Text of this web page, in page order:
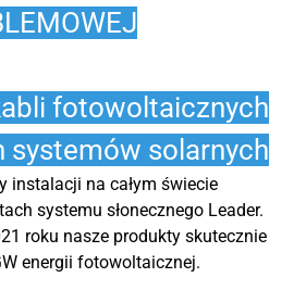
fotowoltaicznych
systemów solarnych
instalacji na całym świecie
systemu słonecznego Leader.
roku nasze produkty skutecznie
energii fotowoltaicznej.